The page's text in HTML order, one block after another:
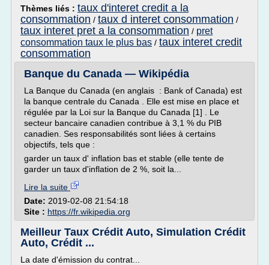
Thèmes liés : taux d'interet credit a la
consommation / taux d interet consommation /
taux interet pret a la consommation / pret
consommation taux le plus bas / taux interet credit
consommation
Banque du Canada — Wikipédia
La Banque du Canada (en anglais : Bank of Canada) est
la banque centrale du Canada . Elle est mise en place et
régulée par la Loi sur la Banque du Canada [1] . Le
secteur bancaire canadien contribue à 3,1 % du PIB
canadien. Ses responsabilités sont liées à certains
objectifs, tels que :
garder un taux d' inflation bas et stable (elle tente de
garder un taux d'inflation de 2 %, soit la...
Lire la suite
Date: 2019-02-08 21:54:18
Site : https://fr.wikipedia.org
Meilleur Taux Crédit Auto, Simulation Crédit
Auto, Crédit ...
La date d'émission du contrat...